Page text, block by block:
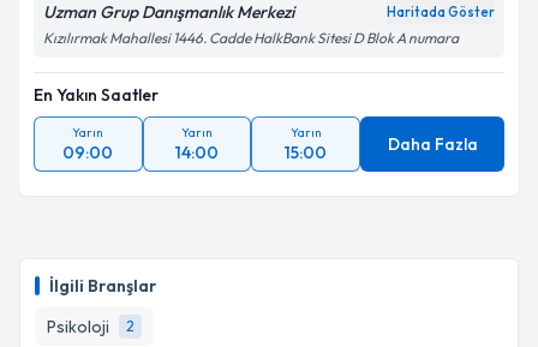
İlgili Branşlar
Psikoloji
2
Uzman Grup Danışmanlık Merkezi Haritada Göster
Kızılırmak Mahallesi 1446. Cadde HalkBank Sitesi D Blok A numara
En Yakın Saatler
Yarın
09:00
Yarın
14:00
Yarın
15:00 Daha Fazla